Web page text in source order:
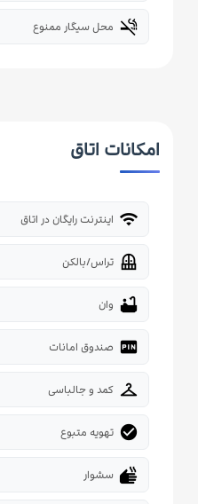
smoke_free محل سیگار ممنوع
امکانات اتاق
wifi اینترنت رایگان در اتاق
balcony تراس/بالکن
bathtub وان
fiber_pin صندوق امانات
checkroom کمد و جالباسی
check_circle تهویه متبوع
dry سشوار